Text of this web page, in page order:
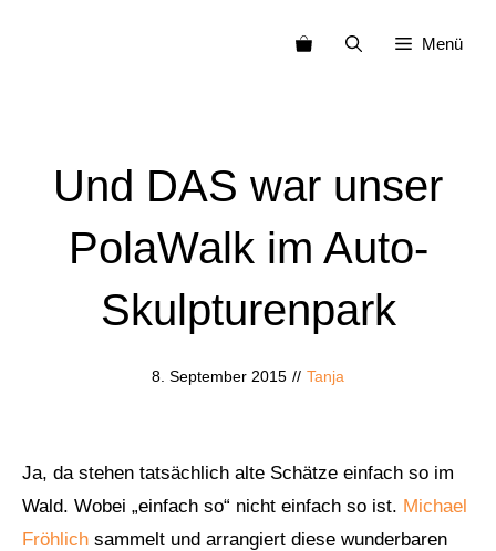
Menü
Und DAS war unser
PolaWalk im Auto-
Skulpturenpark
8. September 2015 // Tanja
Ja, da stehen tatsächlich alte Schätze einfach so im
Wald. Wobei „einfach so“ nicht einfach so ist. Michael
Fröhlich sammelt und arrangiert diese wunderbaren